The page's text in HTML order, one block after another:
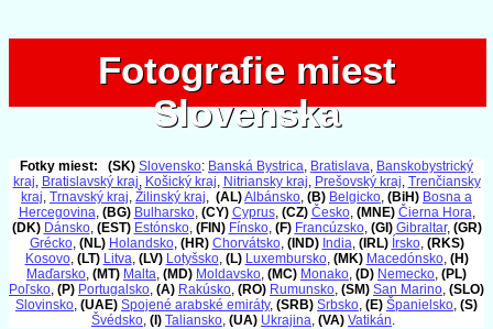
Fotografie miest
Slovenska
Fotografie miest
Slovenska
Fotky miest: (SK) Slovensko: Banská Bystrica, Bratislava, Banskobystrický
kraj, Bratislavský kraj, Košický kraj, Nitriansky kraj, Prešovský kraj, Trenčiansky
kraj, Trnavský kraj, Žilinský kraj, (AL)Albánsko, (B) Belgicko, (BiH) Bosna a
Hercegovina, (BG) Bulharsko, (CY) Cyprus, (CZ) Česko, (MNE) Čierna Hora,
(DK) Dánsko, (EST) Estónsko, (FIN) Fínsko, (F) Francúzsko, (GI) Gibraltar, (GR)
Grécko, (NL) Holandsko, (HR) Chorvátsko, (IND) India, (IRL) Írsko, (RKS)
Kosovo, (LT) Litva, (LV) Lotyšsko, (L) Luxembursko, (MK) Macedónsko, (H)
Maďarsko, (MT) Malta, (MD) Moldavsko, (MC) Monako, (D) Nemecko, (PL)
Poľsko, (P) Portugalsko, (A) Rakúsko, (RO) Rumunsko, (SM) San Marino, (SLO)
Slovinsko, (UAE) Spojené arabské emiráty, (SRB) Srbsko, (E) Španielsko, (S)
Švédsko, (I) Taliansko, (UA) Ukrajina, (VA) Vatikán.